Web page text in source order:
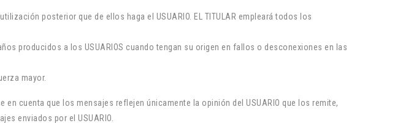
posterior que de ellos haga el USUARIO. EL TITULAR empleará todos los
producidos a los USUARIOS cuando tengan su origen en fallos o desconexiones en las
mayor.
cuenta que los mensajes reflejen únicamente la opinión del USUARIO que los remite,
enviados por el USUARIO.